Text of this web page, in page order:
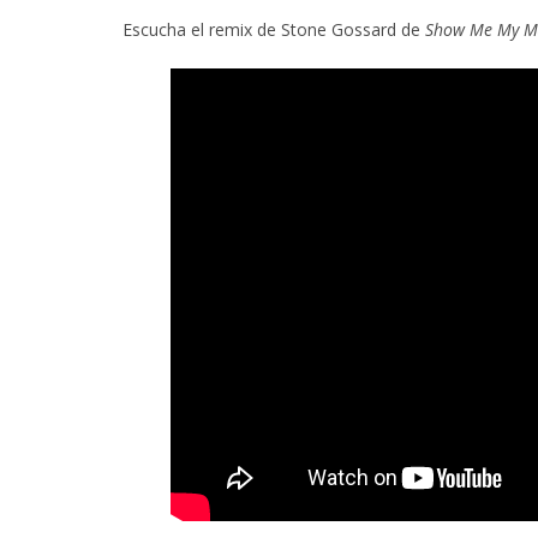
Escucha el remix de Stone Gossard de Show Me My